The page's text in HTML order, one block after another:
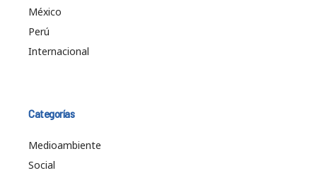
México
Perú
Internacional
Categorías
Medioambiente
Social